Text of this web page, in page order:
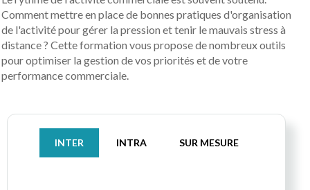
Comment mettre en place de bonnes pratiques d'organisation
de l'activité pour gérer la pression et tenir le mauvais stress à
distance ? Cette formation vous propose de nombreux outils
pour optimiser la gestion de vos priorités et de votre
performance commerciale.
INTER INTRA SUR MESURE